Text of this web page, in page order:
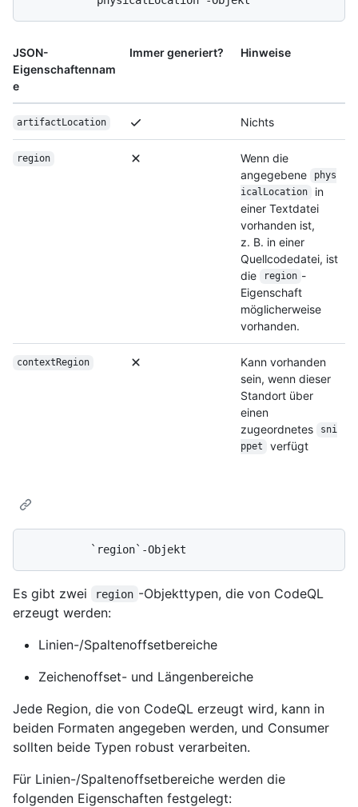
JSON-
Eigenschaftennam
e
Immer generiert? Hinweise
artifactLocation Nichts
region
Wenn die
angegebene
phys
icalLocation
in
einer Textdatei
vorhanden ist,
z. B. in einer
Quellcodedatei, ist
die
region -
Eigenschaft
möglicherweise
vorhanden.
contextRegion
Kann vorhanden
sein, wenn dieser
Standort über
einen
zugeordnetes
sni
ppet
verfügt
Es gibt zwei region -Objekttypen, die von CodeQL
erzeugt werden:
Linien-/Spaltenoffsetbereiche
Zeichenoffset- und Längenbereiche
Jede Region, die von CodeQL erzeugt wird, kann in
beiden Formaten angegeben werden, und Consumer
sollten beide Typen robust verarbeiten.
Für Linien-/Spaltenoffsetbereiche werden die
folgenden Eigenschaften festgelegt: